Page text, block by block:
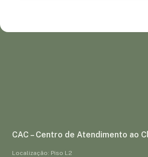
CAC – Centro de Atendimento ao
Localização: Piso L2